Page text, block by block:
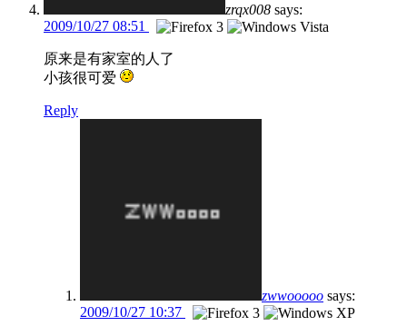
zrqx008 says:
2009/10/27 08:51
原来是有家室的人了
小孩很可爱
Reply
zwwooooo says:
2009/10/27 10:37